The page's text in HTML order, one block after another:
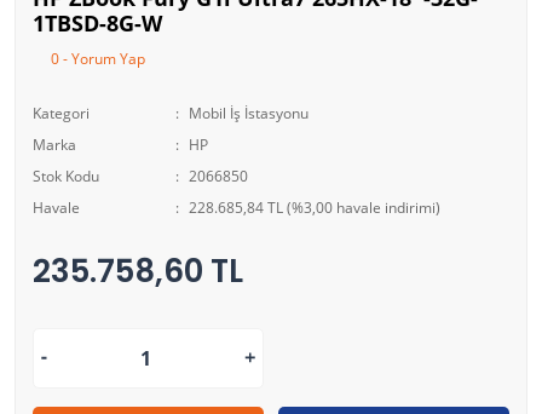
1TBSD-8G-W
0 - Yorum Yap
Kategori
Mobil İş İstasyonu
Marka
HP
Stok Kodu
2066850
Havale
228.685,84 TL (%3,00 havale indirimi)
235.758,60 TL